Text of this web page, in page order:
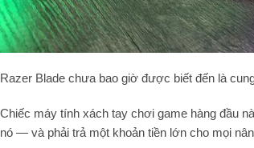
Razer Blade chưa bao giờ được biết đến là
Chiếc máy tính xách tay chơi game hàng đầu
nó — và phải trả một khoản tiền lớn cho mọi